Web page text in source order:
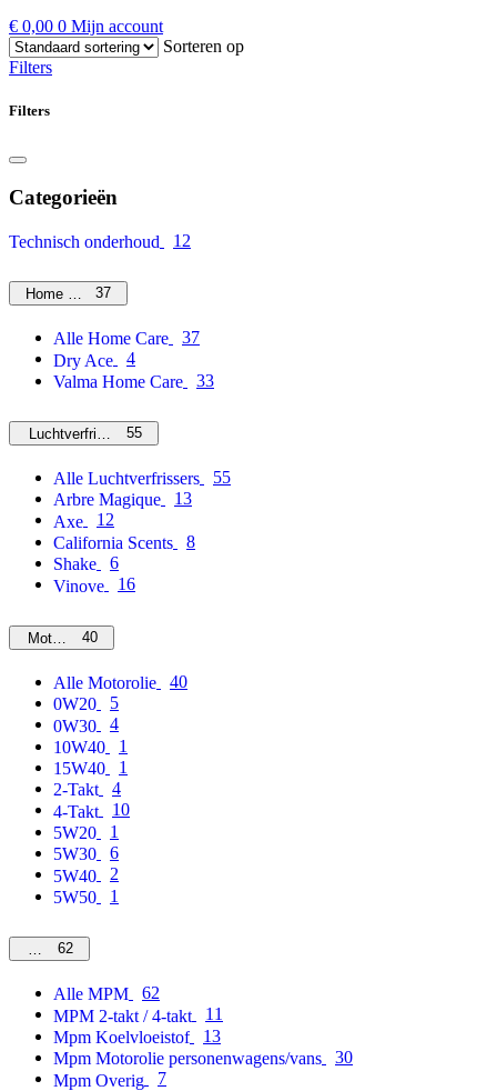
€ 0,00 0 Mijn account
Sorteren op
Filters
Filters
Categorieën
Technisch onderhoud 12
Home Care37
Alle Home Care
37
Dry Ace
4
Valma Home Care
33
Luchtverfrissers55
Alle Luchtverfrissers
55
Arbre Magique
13
Axe
12
California Scents
8
Shake
6
Vinove
16
Motorolie40
Alle Motorolie
40
0W20
5
0W30
4
10W40
1
15W40
1
2-Takt
4
4-Takt
10
5W20
1
5W30
6
5W40
2
5W50
1
MPM62
Alle MPM
62
MPM 2-takt / 4-takt
11
Mpm Koelvloeistof
13
Mpm Motorolie personenwagens/vans
30
Mpm Overig
7